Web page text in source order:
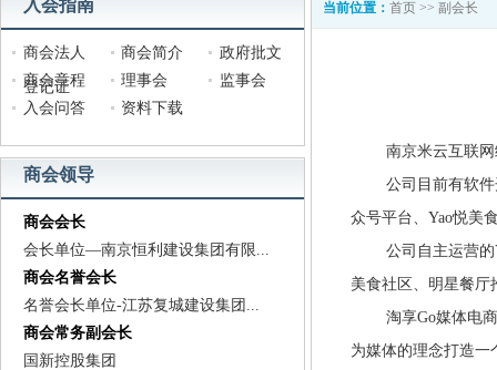
入会指南
商会法人
登记证
商会简介
政府批文
商会章程
理事会
监事会
入会问答
资料下载
商会领导
商会会长
会长单位—南京恒利建设集团有限...
商会名誉会长
名誉会长单位-江苏复城建设集团...
商会常务副会长
国新控股集团
当前位置： 首页 >> 副会长
南京米云互联网络
公司目前有软件开
众号平台、Yao悦美
公司自主运营的
美食社区、明星餐
淘享Go媒体电商
为媒体的理念打造一